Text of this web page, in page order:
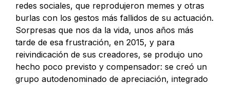
redes sociales, que reprodujeron memes y otras
burlas con los gestos más fallidos de su actuación.
Sorpresas que nos da la vida, unos años más
tarde de esa frustración, en 2015, y para
reivindicación de sus creadores, se produjo uno
hecho poco previsto y compensador: se creó un
grupo autodenominado de apreciación, integrado